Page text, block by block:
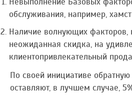
обслуживания, например,
Наличие волнующих факторов,
неожиданная скидка, на
клиентопривлекательный
По своей инициативе
оставляют, в лучшем случае,